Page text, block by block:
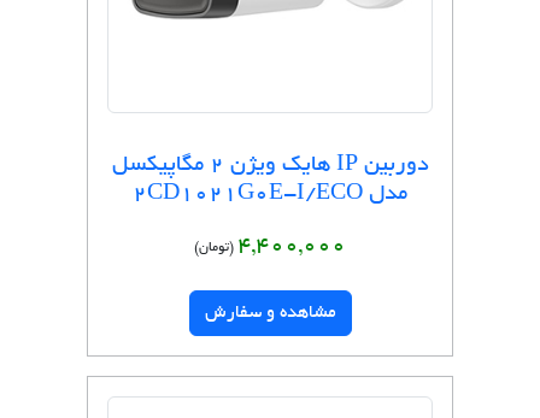
دوربین IP هایک ویژن 2 مگاپیکسل
مدل 2CD1021G0E-I/ECO
4,400,000 (تومان)
مشاهده و سفارش